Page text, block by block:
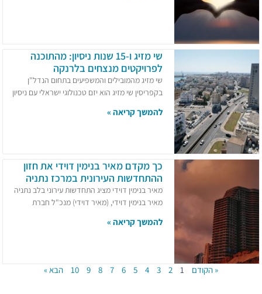
שי מזיג ו-15 שנות ניסיון: מהתוכנה
לפרויקטים מנצחים בלרנקה
שי מזיג מהמובילים והמשפיעים בתחום הנדל"ן
בקפריסין שי מזיג הוא יזם טכנולוגי ישראלי עם ניסיון
להמשך קריאה »
כך מקדם מאיר בנימין דוידי את חזון
ההתחדשות העירונית במרכז נתניה
מאיר בנימין דוידי מציג התחדשות עירוני בלב נתניה
מאיר בנימין דוידי, (מאיר דוידי) מנכ"ל חברת
להמשך קריאה »
« הקודם 1
2
3
4
5
6
7
8
9
10 הבא »